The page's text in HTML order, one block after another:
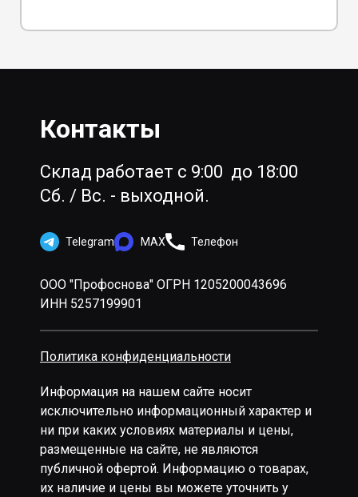
Контакты
Склад работает с 9:00 до 18:00
Сб. / Вс. - выходной.
Telegram MAX Телефон
ООО "Профоснова" ОГРН 1205200043696
ИНН 5257199901
Политика конфиденциальности
Информация на нашем сайте носит
исключительно информационный характер и
ни при каких условиях материалы и цены,
размещенные на сайте, не являются
публичной офертой. Информацию о товарах,
их наличие и цены вы можете уточнить у